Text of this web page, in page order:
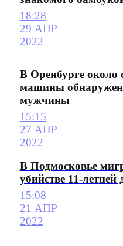
18:28
29 АПР
2022
В Оренбурге около
машины
мужчины
15:15
27 АПР
2022
В Подмосковье
убийстве 11-летней
15:08
21 АПР
2022